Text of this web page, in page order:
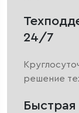
24/7
решение
Быстрая